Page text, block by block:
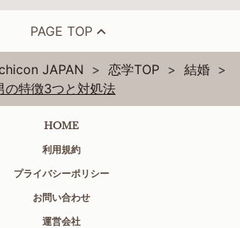
PAGE TOP
JAPAN 恋学TOP
結婚
の特徴3つと対処法
HOME
利用規約
プライバシーポリシー
お問い合わせ
運営会社